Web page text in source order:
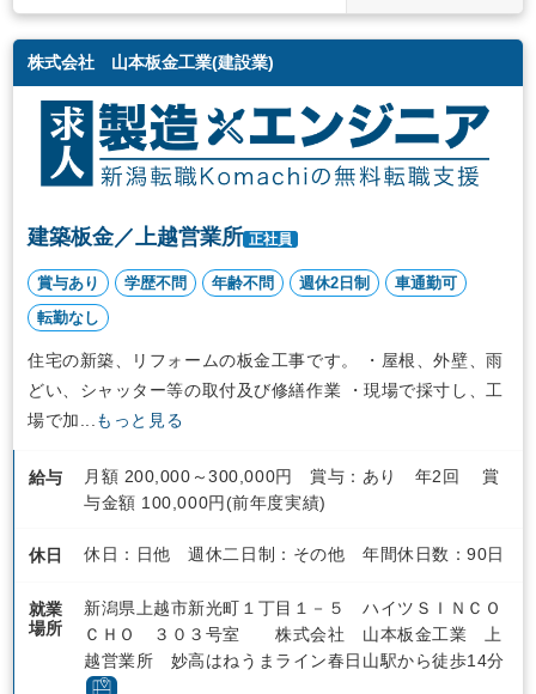
株式会社 山本板金工業(建設業)
建築板金／上越営業所 正社員
賞与あり 学歴不問 年齢不問 週休2日制
車通勤可
転勤なし
住宅の新築、リフォームの板金工事です。 ・屋根、外壁、雨
どい、シャッター等の取付及び修繕作業 ・現場で採寸し、工
場で加...
もっと見る
給与
月額 200,000～300,000円 賞与：あり 年2回 賞
与金額 100,000円(前年度実績)
休日 休日：日他 週休二日制：その他 年間休日数：90日
就業
場所
新潟県上越市新光町１丁目１－５ ハイツＳＩＮＣＯ
ＣＨＯ ３０３号室 株式会社 山本板金工業 上
越営業所 妙高はねうまライン春日山駅から徒歩14分